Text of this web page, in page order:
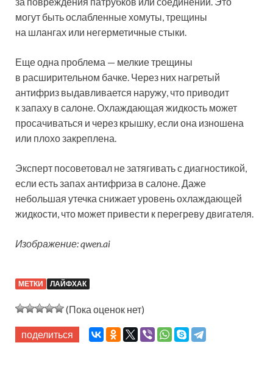
могут быть ослабленные хомуты, трещины
на шлангах или негерметичные стыки.
Еще одна проблема — мелкие трещины
в расширительном бачке. Через них нагретый
антифриз выдавливается наружу, что приводит
к запаху в салоне. Охлаждающая жидкость может
просачиваться и через крышку, если она изношена
или плохо закреплена.
Эксперт посоветовал не затягивать с диагностикой,
если есть запах антифриза в салоне. Даже
небольшая утечка снижает уровень охлаждающей
жидкости, что может привести к перегреву двигателя.
Изображение: qwen.ai
МЕТКИ ЛАЙФХАК
(Пока оценок нет)
поделиться